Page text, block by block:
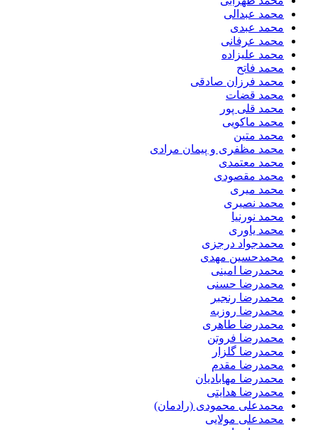
محمد عبدالی
محمد عبدی
محمد عرفانی
محمد علیزاده
محمد فاتح
محمد فرزان صادقی
محمد قضات
محمد قلی پور
محمد ماکویی
محمد متین
محمد مظفری و پیمان مرادی
محمد معتمدی
محمد مقصودی
محمد میری
محمد نصیری
محمد نورنیا
محمد یاوری
محمدجواد درجزی
محمدحسین مهدی
محمدرضا امینی
محمدرضا حسنی
محمدرضا رنجبر
محمدرضا روزبه
محمدرضا طاهری
محمدرضا فروتن
محمدرضا گلزار
محمدرضا مقدم
محمدرضا مهابادیان
محمدرضا هدایتی
محمدعلی محمودی (رادمان)
محمدعلی مولایی